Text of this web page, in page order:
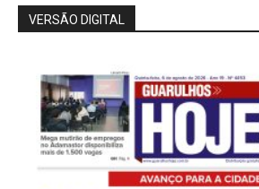
VERSÃO DIGITAL